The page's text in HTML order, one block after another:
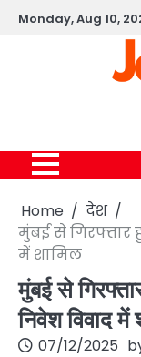
SkipMonday, Aug 10,
Home
देश
मुंबई से गिरफ्तार
में शामिल
मुंबई से
निवेश विवाद में
07/12/2025